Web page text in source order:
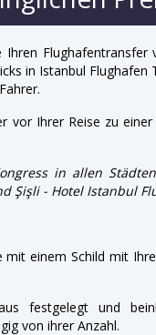
Flughafentransfer
in Istanbul Flughafen
vor Ihrer Reise zu
in allen
Şişli - Hotel Istanbul
einem Schild mit
festgelegt und
von ihrer Anzahl.